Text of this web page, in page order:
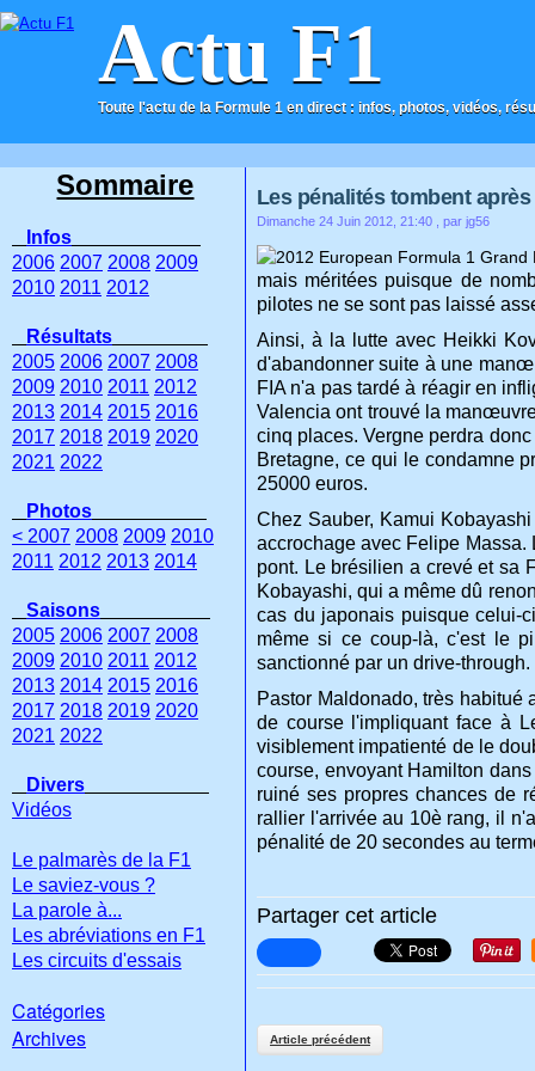
Actu F1
Toute l'actu de la Formule 1 en direct : infos, photos, vidéos,
ACCUEIL CONTACT
Les pénalités tombent après
Dimanche 24 Juin 2012, 21:40 , par jg56
mais méritées puisque de
pilotes ne se sont pas laissé
Ainsi, à la lutte avec Heikki
d'abandonner suite à une
FIA n'a pas tardé à réagir en
Valencia ont trouvé la
cinq places. Vergne perdra
Bretagne, ce qui le condamne
25000 euros.
Chez Sauber, Kamui
accrochage avec Felipe
pont. Le brésilien a crevé et sa
Kobayashi, qui a même dû
cas du japonais puisque celui-
même si ce coup-là, c'est le
sanctionné par un drive-through.
Pastor Maldonado, très
de course l'impliquant face à
visiblement impatienté de le
course, envoyant Hamilton
ruiné ses propres chances de
rallier l'arrivée au 10è rang, il
pénalité de 20 secondes au
Partager cet article
Article précédent
Sommaire
Infos
2006 2007 2008 2009
2010 2011 2012
Résultats
2005 2006 2007 2008
2009 2010 2011 2012
2013 2014 2015 2016
2017 2018 2019 2020
2021 2022
Photos
< 2007 2008 2009 2010
2011 2012 2013 2014
Saisons
2005 2006 2007 2008
2009 2010 2011 2012
2013 2014 2015 2016
2017 2018 2019 2020
2021 2022
Divers
Vidéos
Le palmarès de la F1
Le saviez-vous ?
La parole à...
Les abréviations en F1
Les circuits d'essais
Catégories
Archives